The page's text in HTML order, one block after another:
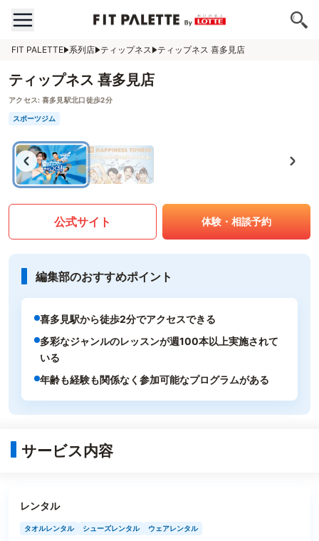
FIT PALETTE 系列店 ティップネス ティップネス 喜多見店
ティップネス 喜多見店
アクセス: 喜多見駅北口徒歩2分
スポーツジム
公式サイト 体験・相談予約
編集部のおすすめポイント
喜多見駅から徒歩2分でアクセスできる
多彩なジャンルのレッスンが週100本以上実施されて
いる
年齢も経験も関係なく参加可能なプログラムがある
サービス内容
レンタル
タオルレンタル シューズレンタル ウェアレンタル